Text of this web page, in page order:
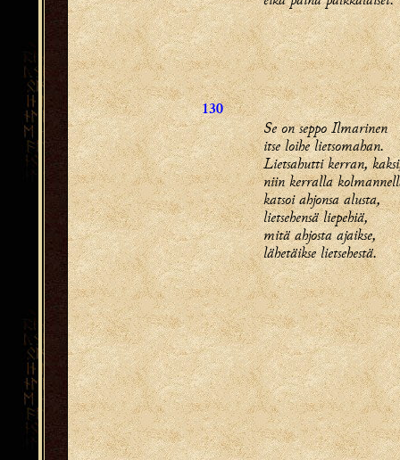
130
Se on seppo Ilmarinen
itse loihe lietsomahan.
Lietsahutti kerran,
niin kerralla
katsoi ahjonsa alusta,
lietsehensä liepehiä,
mitä ahjosta ajaikse,
lähetäikse lietsehestä.